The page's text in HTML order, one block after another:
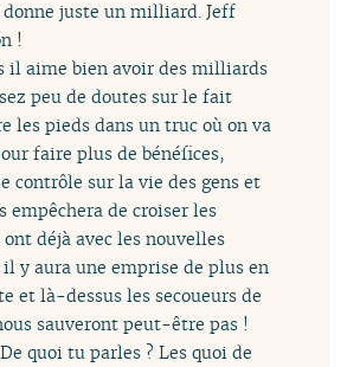
juste un milliard. Jeff
!
il aime bien avoir des milliards
peu de doutes sur le fait
les pieds dans un truc où on va
faire plus de bénéfices,
contrôle sur la vie des gens et
empêchera de croiser les
ont déjà avec les nouvelles
il y aura une emprise de plus en
et là-dessus les secoueurs de
sauveront peut-être pas !
quoi tu parles ? Les quoi de